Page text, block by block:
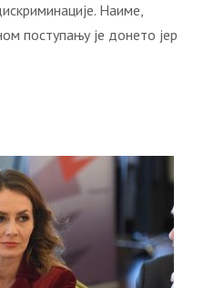
Наиме,
поступању је донето јер